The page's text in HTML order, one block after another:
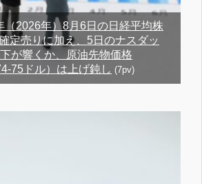
（2026年）8月6日の日経平均株
定売りに加え、5日のナスダッ
が響くか、原油先物価格
75ドル）は上げ鈍し (7pv)